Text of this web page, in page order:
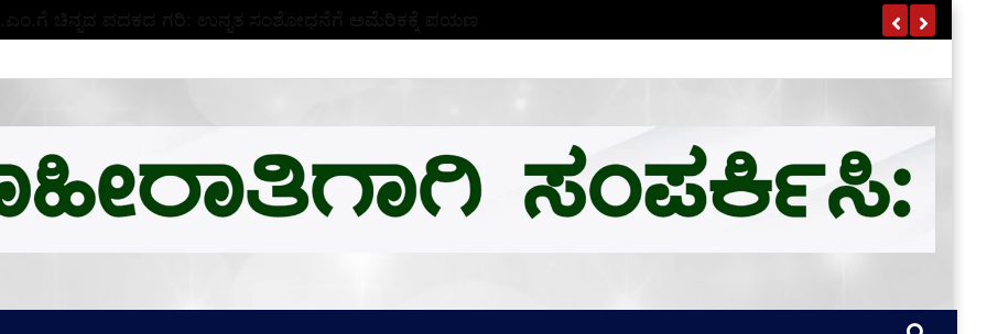
ಚಿನ್ನದ ಪದಕದ ಗರಿ: ಉನ್ನತ ಸಂಶೋಧನೆಗೆ ಅಮೆರಿಕಕ್ಕೆ ಪಯಣ